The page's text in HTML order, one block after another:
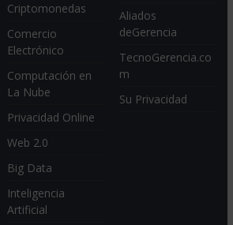
Criptomonedas
Comercio
Electrónico
Computación en
La Nube
Privacidad Online
Web 2.0
Big Data
Inteligencia
Artificial
Aliados
deGerencia
TecnoGerencia.co
m
Su Privacidad